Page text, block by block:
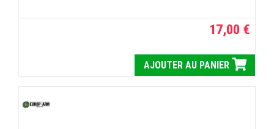
17,00 €
AJOUTER AU PANIER